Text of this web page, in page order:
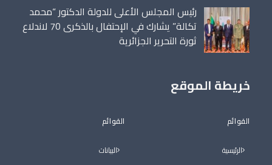
رئيس المجلس الأعلى للدولة الدكتور “محمد
تكالة” يشارك في الإحتفال بالذكرى 70 لاندلاع
ثورة التحرير الجزائرية
خريطة الموقع
القوائم
الرئيسية
القوائم
البيانات